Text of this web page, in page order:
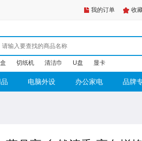
我的订单 收
切纸机 清洁巾 U盘 显卡
电脑外设 办公家电 品牌